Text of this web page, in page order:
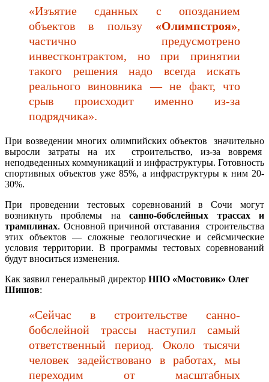
«Изъятие сданных с опозданием
объектов в пользу «Олимпстроя»,
частично предусмотрено
инвестконтрактом, но при принятии
такого решения надо всегда искать
реального виновника — не факт, что
срыв происходит именно из-за
подрядчика».
При возведении многих олимпийских объектов значительно
выросли затраты на их строительство, из-за вовремя
неподведенных коммуникаций и инфраструктуры. Готовность
спортивных объектов уже 85%, а инфраструктуры к ним 20-
30%.
При проведении тестовых соревнований в Сочи могут
возникнуть проблемы насанно-бобслейных трассах и
трамплинах. Основной причиной отставания строительства
этих объектов — сложные геологические и сейсмические
условия территории. В программы тестовых соревнований
будут вноситься изменения.
Как заявил генеральный директор НПО «Мостовик» Олег
Шишов:
«Сейчас в строительстве санно-
бобслейной трассы наступил самый
ответственный период. Около тысячи
человек задействовано в работах, мы
переходим от масштабных